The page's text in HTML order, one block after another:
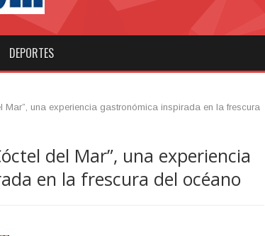
DEPORTES
Mar”, una experiencia gastronómica inspirada en la frescura
del Mar”, una experiencia
en la frescura del océano